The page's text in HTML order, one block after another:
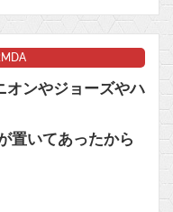
Powered by livedoor 相互RSS
オンやジョーズやハ
置いてあったから